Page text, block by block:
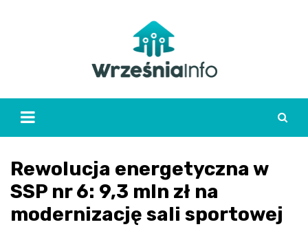
Rewolucja energetyczna w
SSP nr 6: 9,3 mln zł na
modernizację sali sportowej